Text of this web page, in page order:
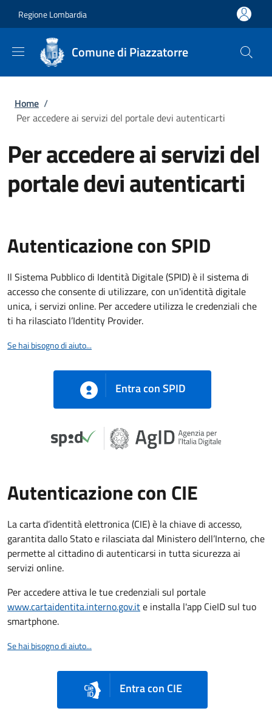
Regione Lombardia
Comune di Piazzatorre
Briciole di pane
Home /
Per accedere ai servizi del portale devi autenticarti
Per accedere ai servizi del
portale devi autenticarti
Autenticazione con SPID
Il Sistema Pubblico di Identità Digitale (SPID) è il sistema di
accesso che consente di utilizzare, con un'identità digitale
unica, i servizi online. Per accedere utilizza le credenziali che
ti ha rilasciato l’Identity Provider.
Se hai bisogno di aiuto...
Entra con SPID
Autenticazione con CIE
La carta d’identità elettronica (CIE) è la chiave di accesso,
garantita dallo Stato e rilasciata dal Ministero dell’Interno, che
permette al cittadino di autenticarsi in tutta sicurezza ai
servizi online.
Per accedere attiva le tue credenziali sul portale
www.cartaidentita.interno.gov.ite installa l'app CieID sul tuo
smartphone.
Se hai bisogno di aiuto...
Entra con CIE